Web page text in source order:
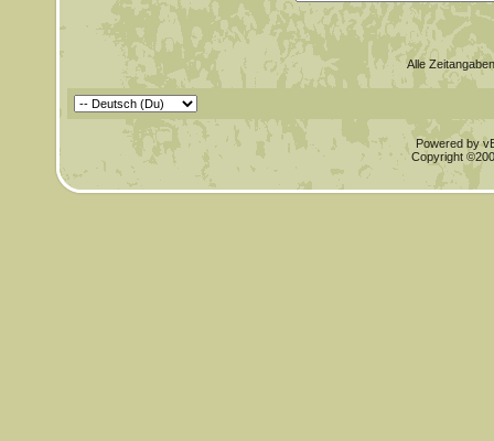
Alle
Powered by
Copyright